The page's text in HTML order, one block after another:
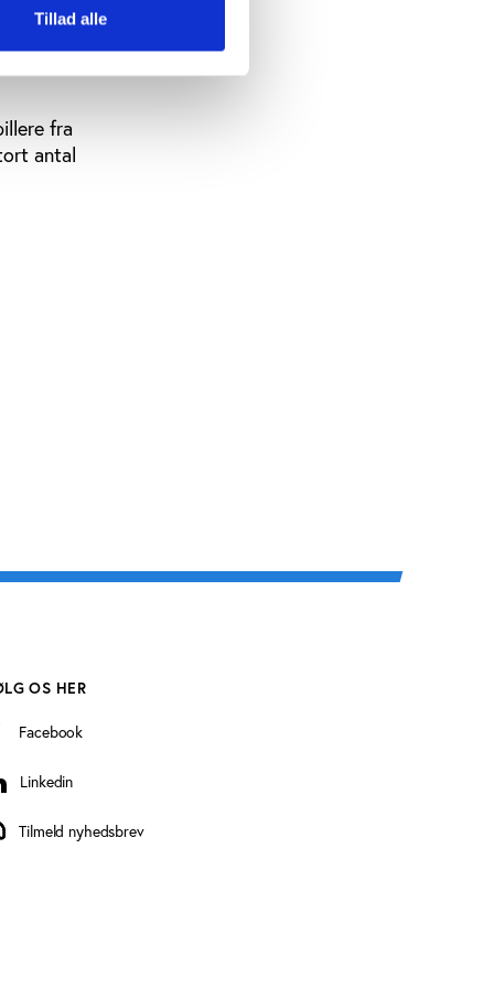
Tillad alle
fra
antal
OS HER
Facebook
Linkedin
nyhedsbrev
Tilmeld nyhedsbrev